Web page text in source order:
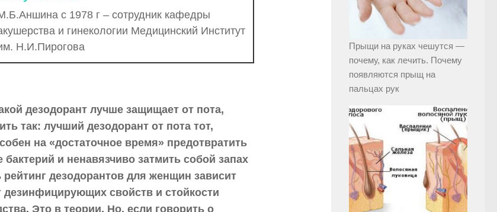
с 1978 г – сотрудник кафедры
и гинекологии Медицинский Институт
Н.И.Пирогова
дезодорант лучше защищает от пота,
так: лучший дезодорант от пота тот,
на «достаточное время» предотвратить
бактерий и ненавязчиво затмить собой запах
рейтинг дезодорантов для женщин зависит
свойств и стойкости
Это в теории. Но, если говорить о
Прыщи на руках чешутся —
почему, как лечить. Почему
появляются прыщ на
пальцах рук